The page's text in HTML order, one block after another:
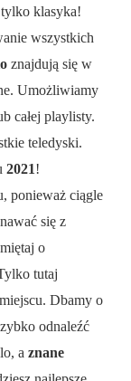
klasyka!
wszystkich
znajdują się w
Umożliwiamy
całej playlisty.
teledyski.
2021!
ponieważ ciągle
się z
o
tutaj
Dbamy o
odnaleźć
a znane